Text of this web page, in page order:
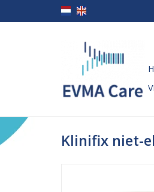
Klinifix niet-